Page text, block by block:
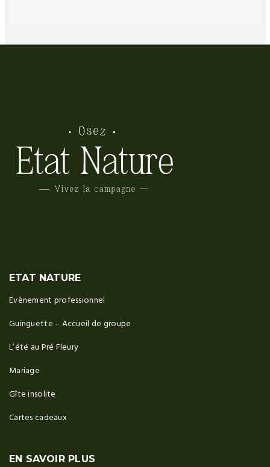
ETAT NATURE
Evènement professionnel
Guinguette – Accueil de groupe
L’été au Pré Fleury
Mariage
Gîte insolite
Cartes cadeaux
EN SAVOIR PLUS